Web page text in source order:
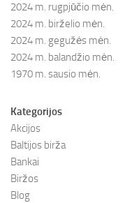
2024 m. rugpjūčio mėn.
2024 m. birželio mėn.
2024 m. gegužės mėn.
2024 m. balandžio mėn.
1970 m. sausio mėn.
Kategorijos
Akcijos
Baltijos birža
Bankai
Biržos
Blog